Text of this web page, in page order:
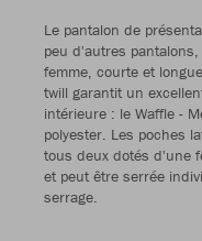
Le pantalon de
peu d'autres
femme, courte et
twill garantit un
intérieure : le Waffle -
polyester. Les poches
tous deux dotés d'une
et peut être serrée
serrage.